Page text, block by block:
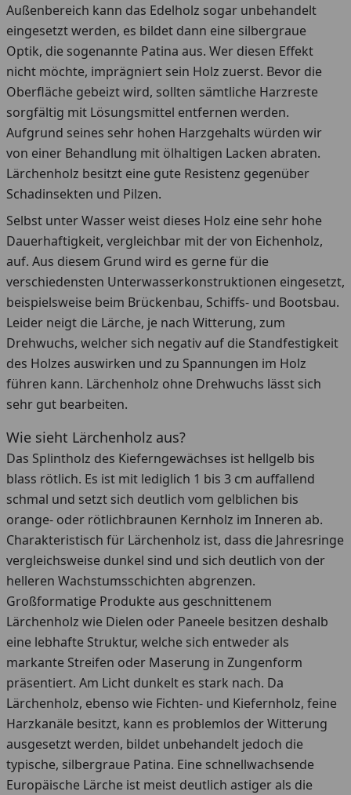
Außenbereich kann das Edelholz sogar unbehandelt
eingesetzt werden, es bildet dann eine silbergraue
Optik, die sogenannte Patina aus. Wer diesen Effekt
nicht möchte, imprägniert sein Holz zuerst. Bevor die
Oberfläche gebeizt wird, sollten sämtliche Harzreste
sorgfältig mit Lösungsmittel entfernen werden.
Aufgrund seines sehr hohen Harzgehalts würden wir
von einer Behandlung mit ölhaltigen Lacken abraten.
Lärchenholz besitzt eine gute Resistenz gegenüber
Schadinsekten und Pilzen.
Selbst unter Wasser weist dieses Holz eine sehr hohe
Dauerhaftigkeit, vergleichbar mit der von Eichenholz,
auf. Aus diesem Grund wird es gerne für die
verschiedensten Unterwasserkonstruktionen eingesetzt,
beispielsweise beim Brückenbau, Schiffs- und Bootsbau.
Leider neigt die Lärche, je nach Witterung, zum
Drehwuchs, welcher sich negativ auf die Standfestigkeit
des Holzes auswirken und zu Spannungen im Holz
führen kann. Lärchenholz ohne Drehwuchs lässt sich
sehr gut bearbeiten.
Wie sieht Lärchenholz aus?
Das Splintholz des Kieferngewächses ist hellgelb bis
blass rötlich. Es ist mit lediglich 1 bis 3 cm auffallend
schmal und setzt sich deutlich vom gelblichen bis
orange- oder rötlichbraunen Kernholz im Inneren ab.
Charakteristisch für Lärchenholz ist, dass die Jahresringe
vergleichsweise dunkel sind und sich deutlich von der
helleren Wachstumsschichten abgrenzen.
Großformatige Produkte aus geschnittenem
Lärchenholz wie Dielen oder Paneele besitzen deshalb
eine lebhafte Struktur, welche sich entweder als
markante Streifen oder Maserung in Zungenform
präsentiert. Am Licht dunkelt es stark nach. Da
Lärchenholz, ebenso wie Fichten- und Kiefernholz, feine
Harzkanäle besitzt, kann es problemlos der Witterung
ausgesetzt werden, bildet unbehandelt jedoch die
typische, silbergraue Patina. Eine schnellwachsende
Europäische Lärche ist meist deutlich astiger als die